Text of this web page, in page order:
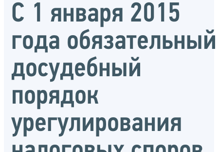
С 1 января 2015
года обязательный
досудебный
порядок
урегулирования